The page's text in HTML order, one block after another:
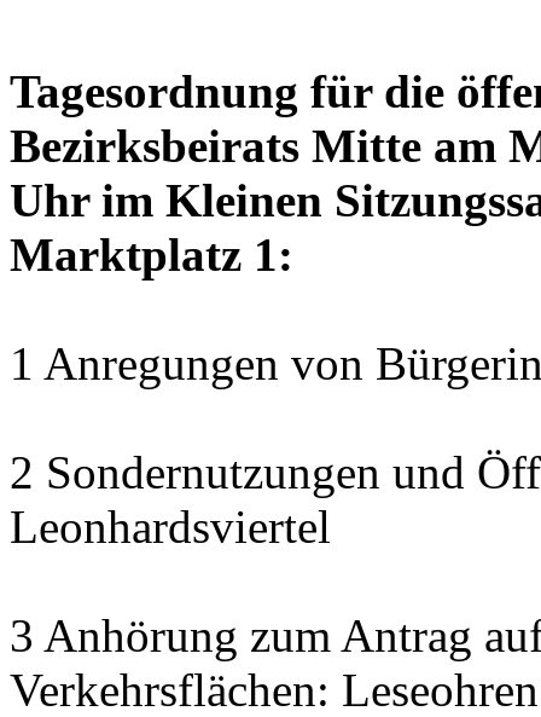
Tagesordnung für die
Bezirksbeirats Mitte am
Uhr im Kleinen
Marktplatz 1:
1 Anregungen von
2 Sondernutzungen und
Leonhardsviertel
3 Anhörung zum Antrag
Verkehrsflächen: